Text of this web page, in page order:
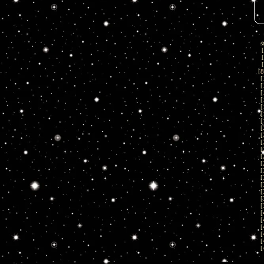
[
[
[
[
[
[
[
[
[
[
[
[
[
[
[
[
[
[
[
[
[
[
[
[
[
[
[
[
[